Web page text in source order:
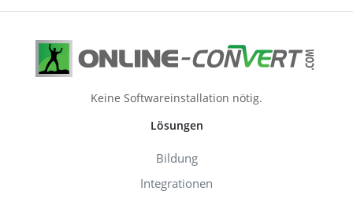
Keine Softwareinstallation nötig.
Lösungen
Bildung
Integrationen